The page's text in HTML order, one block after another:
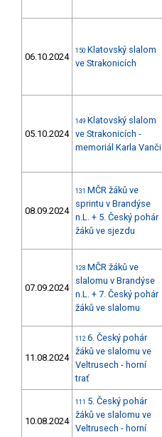
06.10.2024
150 Klatovský slalom
ve Strakonicích
05.10.2024
149 Klatovský slalom
ve Strakonicích -
memoriál Karla Vanči
08.09.2024
131 MČR žáků ve
sprintu v Brandýse
n.L. + 5. Český pohár
žáků ve sjezdu
07.09.2024
128 MČR žáků ve
slalomu v Brandýse
n.L. + 7. Český pohár
žáků ve slalomu
11.08.2024
112 6. Český pohár
žáků ve slalomu ve
Veltrusech - horní
trať
10.08.2024
111 5. Český pohár
žáků ve slalomu ve
Veltrusech - horní